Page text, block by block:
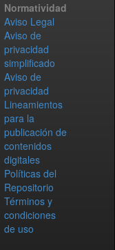
Normatividad
Aviso Legal
Aviso de
privacidad
simplificado
Aviso de
privacidad
Lineamientos
para la
publicación de
contenidos
digitales
Políticas del
Repositorio
Términos y
condiciones
de uso